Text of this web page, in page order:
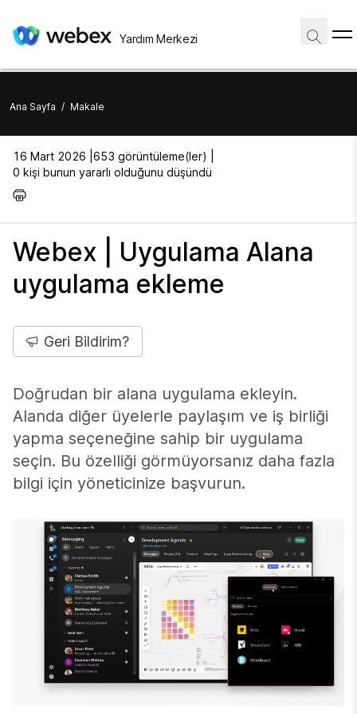
Yardım Merkezi
Ana Sayfa / Makale
16 Mart 2026 | 653 görüntüleme(ler) |
0 kişi bunun yararlı olduğunu düşündü
Webex | Uygulama Alana
uygulama ekleme
Geri Bildirim?
Doğrudan bir alana uygulama ekleyin.
Alanda diğer üyelerle paylaşım ve iş birliği
yapma seçeneğine sahip bir uygulama
seçin. Bu özelliği görmüyorsanız daha fazla
bilgi için yöneticinize başvurun.